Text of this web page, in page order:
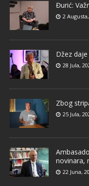
Đurić:
2
Džez
28 Jula,
Zbog
25 Jula,
novinara,
22 Juna,